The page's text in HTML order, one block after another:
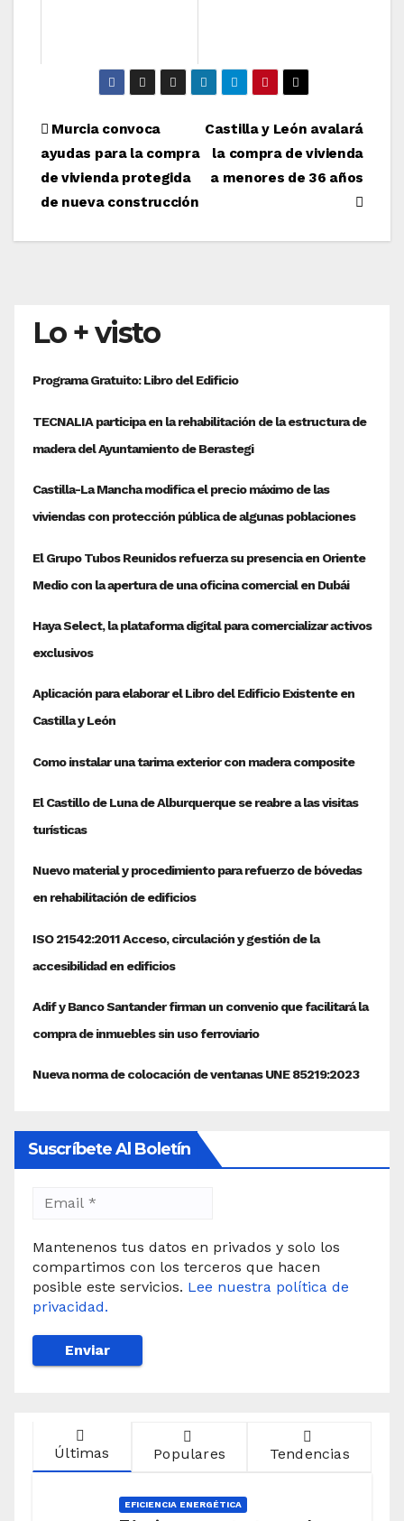
Navegación
de
entradas
Castilla y León avalará
la compra de vivienda
a menores de 36 años
Murcia convoca
ayudas para la compra
de vivienda protegida
de nueva construcción
Lo + visto
Suscríbete Al Boletín
Mantenenos tus datos en privados y solo los
compartimos con los terceros que hacen
posible este servicios. Lee nuestra política de
privacidad.
Últimas Populares Tendencias
EFICIENCIA ENERGÉTICA